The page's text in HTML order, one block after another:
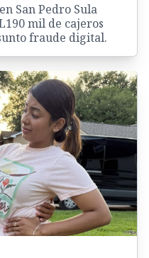
San Pedro Sula
mil de cajeros
fraude digital.